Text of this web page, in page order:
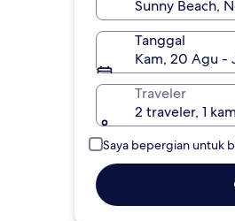
Tanggal
Kam, 20 Agu -
Traveler
2 traveler, 1
Saya bepergian untuk